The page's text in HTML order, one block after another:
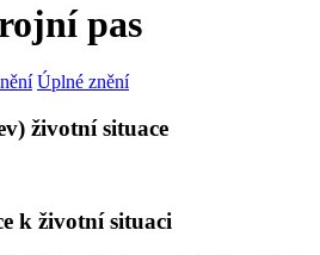
pas
Úplné znění
životní situace
k životní situaci